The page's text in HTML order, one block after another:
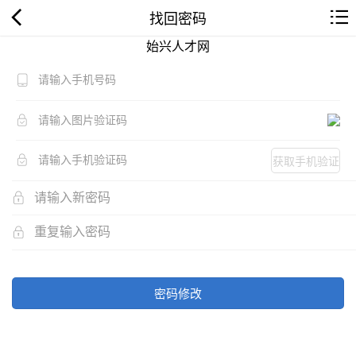
找回密码
始兴人才网
获取手机验证
密码修改